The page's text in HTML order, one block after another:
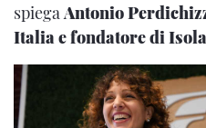
spiegaAntonio
Italia e fondatore di